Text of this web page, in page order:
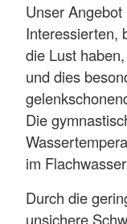
Unser
Interessierten,
die Lust
und dies
Die
im
Durch die
unsichere